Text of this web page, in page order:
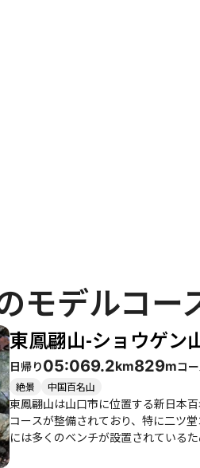
モデルコー
東鳳翩山-ショウゲン
日帰り05:069.2km829mコ
絶景 中国百名山
東鳳翩山は山口市に位置する新日本
コースが整備されており、特に二ツ堂コースは
には多くのベンチが設置されている